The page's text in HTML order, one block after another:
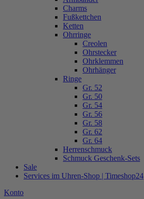
Charms
Fußkettchen
Ketten
Ohrringe
Creolen
Ohrstecker
Ohrklemmen
Ohrhänger
Ringe
Gr. 52
Gr. 50
Gr. 54
Gr. 56
Gr. 58
Gr. 62
Gr. 64
Herrenschmuck
Schmuck Geschenk-Sets
Sale
Services im Uhren-Shop | Timeshop24
Konto